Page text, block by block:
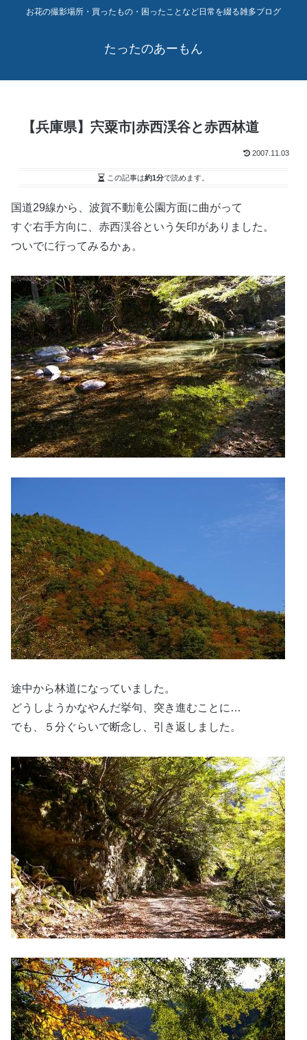
お花の撮影場所・買ったもの・困ったことなど日常を綴る雑多ブログ
たったのあーもん
【兵庫県】宍粟市|赤西渓谷と赤西林道
2007.11.03
この記事は約1分で読めます。
国道29線から、波賀不動滝公園方面に曲がって
すぐ右手方向に、赤西渓谷という矢印がありました。
ついでに行ってみるかぁ。
途中から林道になっていました。
どうしようかなやんだ挙句、突き進むことに…
でも、５分ぐらいで断念し、引き返しました。